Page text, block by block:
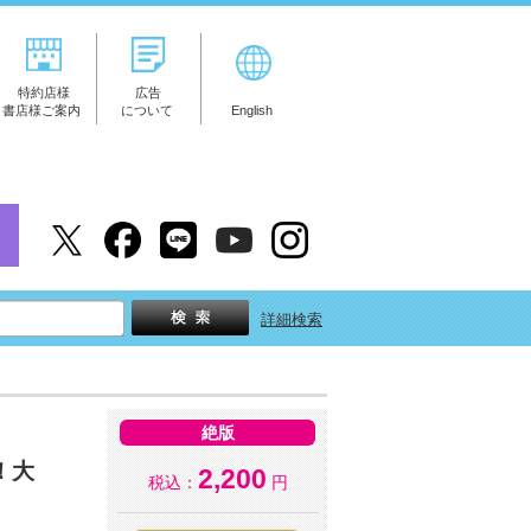
特約店様
書店様ご案内
広告
について
English
詳細検索
大
絶版
税込： 2,200 円